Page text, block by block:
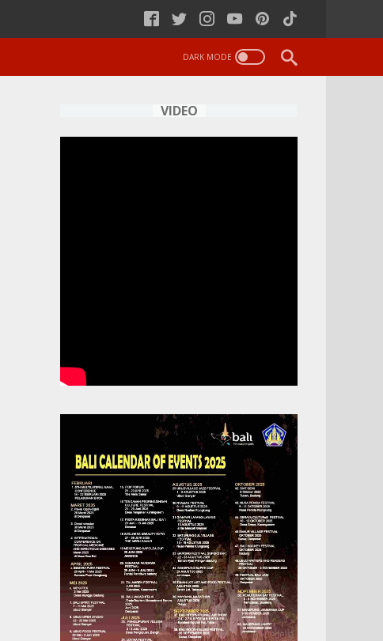
VIDEO